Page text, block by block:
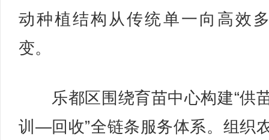
动种植结构从传统单一向高效
变。
乐都区围绕育苗中心构建“供
训—回收”全链条服务体系。组织